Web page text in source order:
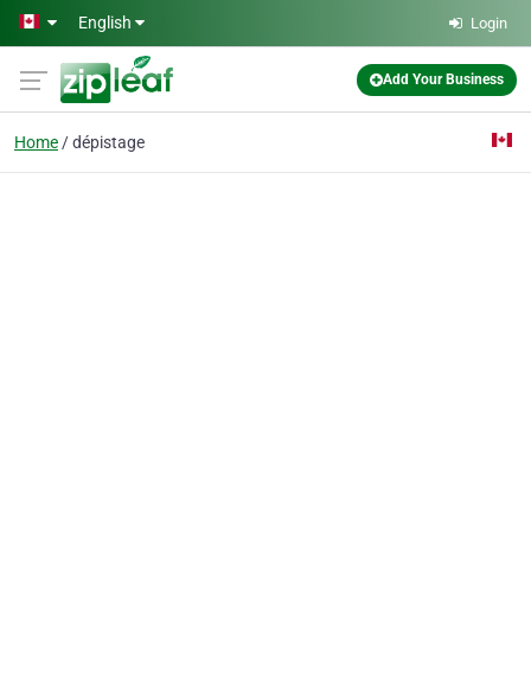
Skip to main content
English Login
Add Your Business
Home dépistage